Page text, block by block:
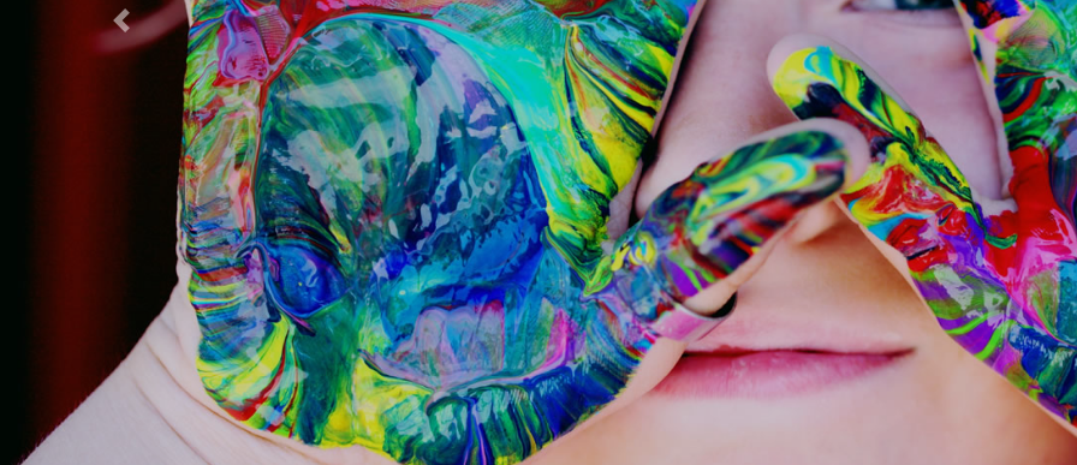
Previous